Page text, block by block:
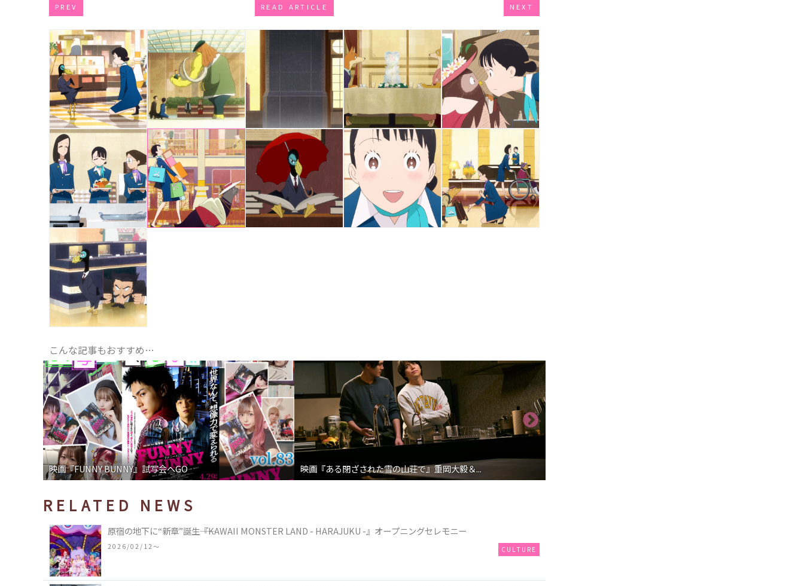
PREV READ ARTICLE NEXT
こんな記事もおすすめ…
BUNNY』試写会へGO 映画『ある閉ざされた雪の山荘で』重岡大毅＆... 映画『恋わずらいのエリー』原 菜乃華 インタ...
RELATED NEWS
原宿の地下に“新章”誕生――『KAWAII MONSTER LAND - HARAJUKU -』オープニングセレモニー
2026/02/12〜 CULTURE